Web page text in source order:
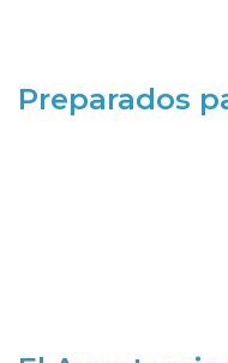
Preparados